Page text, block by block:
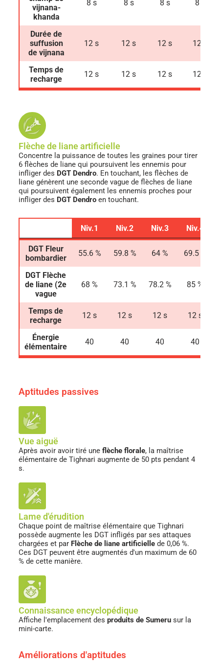
vijnana-
khanda
8 s 8 s 8 s 8 s
Durée de
suffusion
de vijnana
12 s 12 s 12 s 12 s
Temps de
recharge
12 s 12 s 12 s 12 s
Flèche de liane artificielle
Concentre la puissance de toutes les graines pour tirer
6 flèches de liane qui poursuivent les ennemis pour
infliger des DGT Dendro. En touchant, les flèches de
liane génèrent une seconde vague de flèches de liane
qui poursuivent également les ennemis proches pour
infliger des DGT Dendro en touchant.
Niv.1 Niv.2 Niv.3
Niv.4
DGT Fleur
bombardier
55.6 % 59.8 % 64 % 69.5 %
DGT Flèche
de liane (2e
vague
68 % 73.1 % 78.2 % 85 %
Temps de
recharge
12 s 12 s 12 s 12 s
Énergie
élémentaire
40 40 40 40
Aptitudes passives
Vue aiguë
Après avoir avoir tiré une flèche florale, la maîtrise
élémentaire de Tighnari augmente de 50 pts pendant 4
s.
Lame d'érudition
Chaque point de maîtrise élémentaire que Tighnari
possède augmente les DGT infligés par ses attaques
chargées et par Flèche de liane artificielle de 0,06 %.
Ces DGT peuvent être augmentés d'un maximum de 60
% de cette manière.
Connaissance encyclopédique
Affiche l'emplacement des produits de Sumeru sur la
mini-carte.
Améliorations d'aptitudes